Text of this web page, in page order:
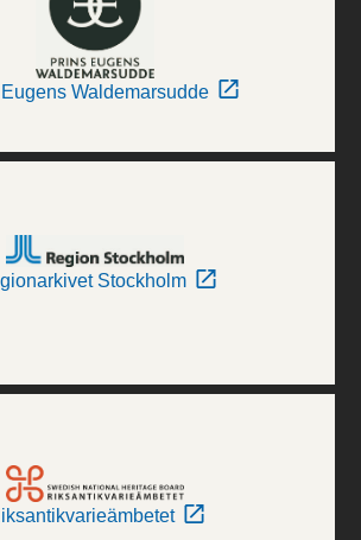
Waldemarsudde
Stockholm